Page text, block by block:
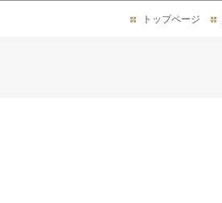
トップページ